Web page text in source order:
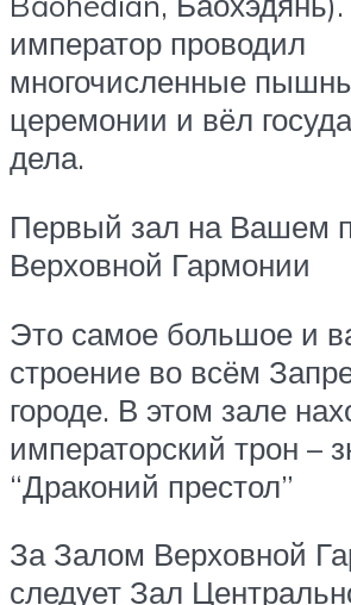
император проводил
многочисленные
церемонии и вёл
дела.
Первый зал на Вашем
Верховной Гармонии
Это самое большое и
строение во всём
городе. В этом зале
императорский трон –
“Драконий престол”
За Залом Верховной
следует Зал